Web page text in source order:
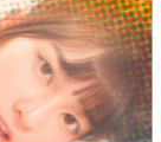
何蛻變